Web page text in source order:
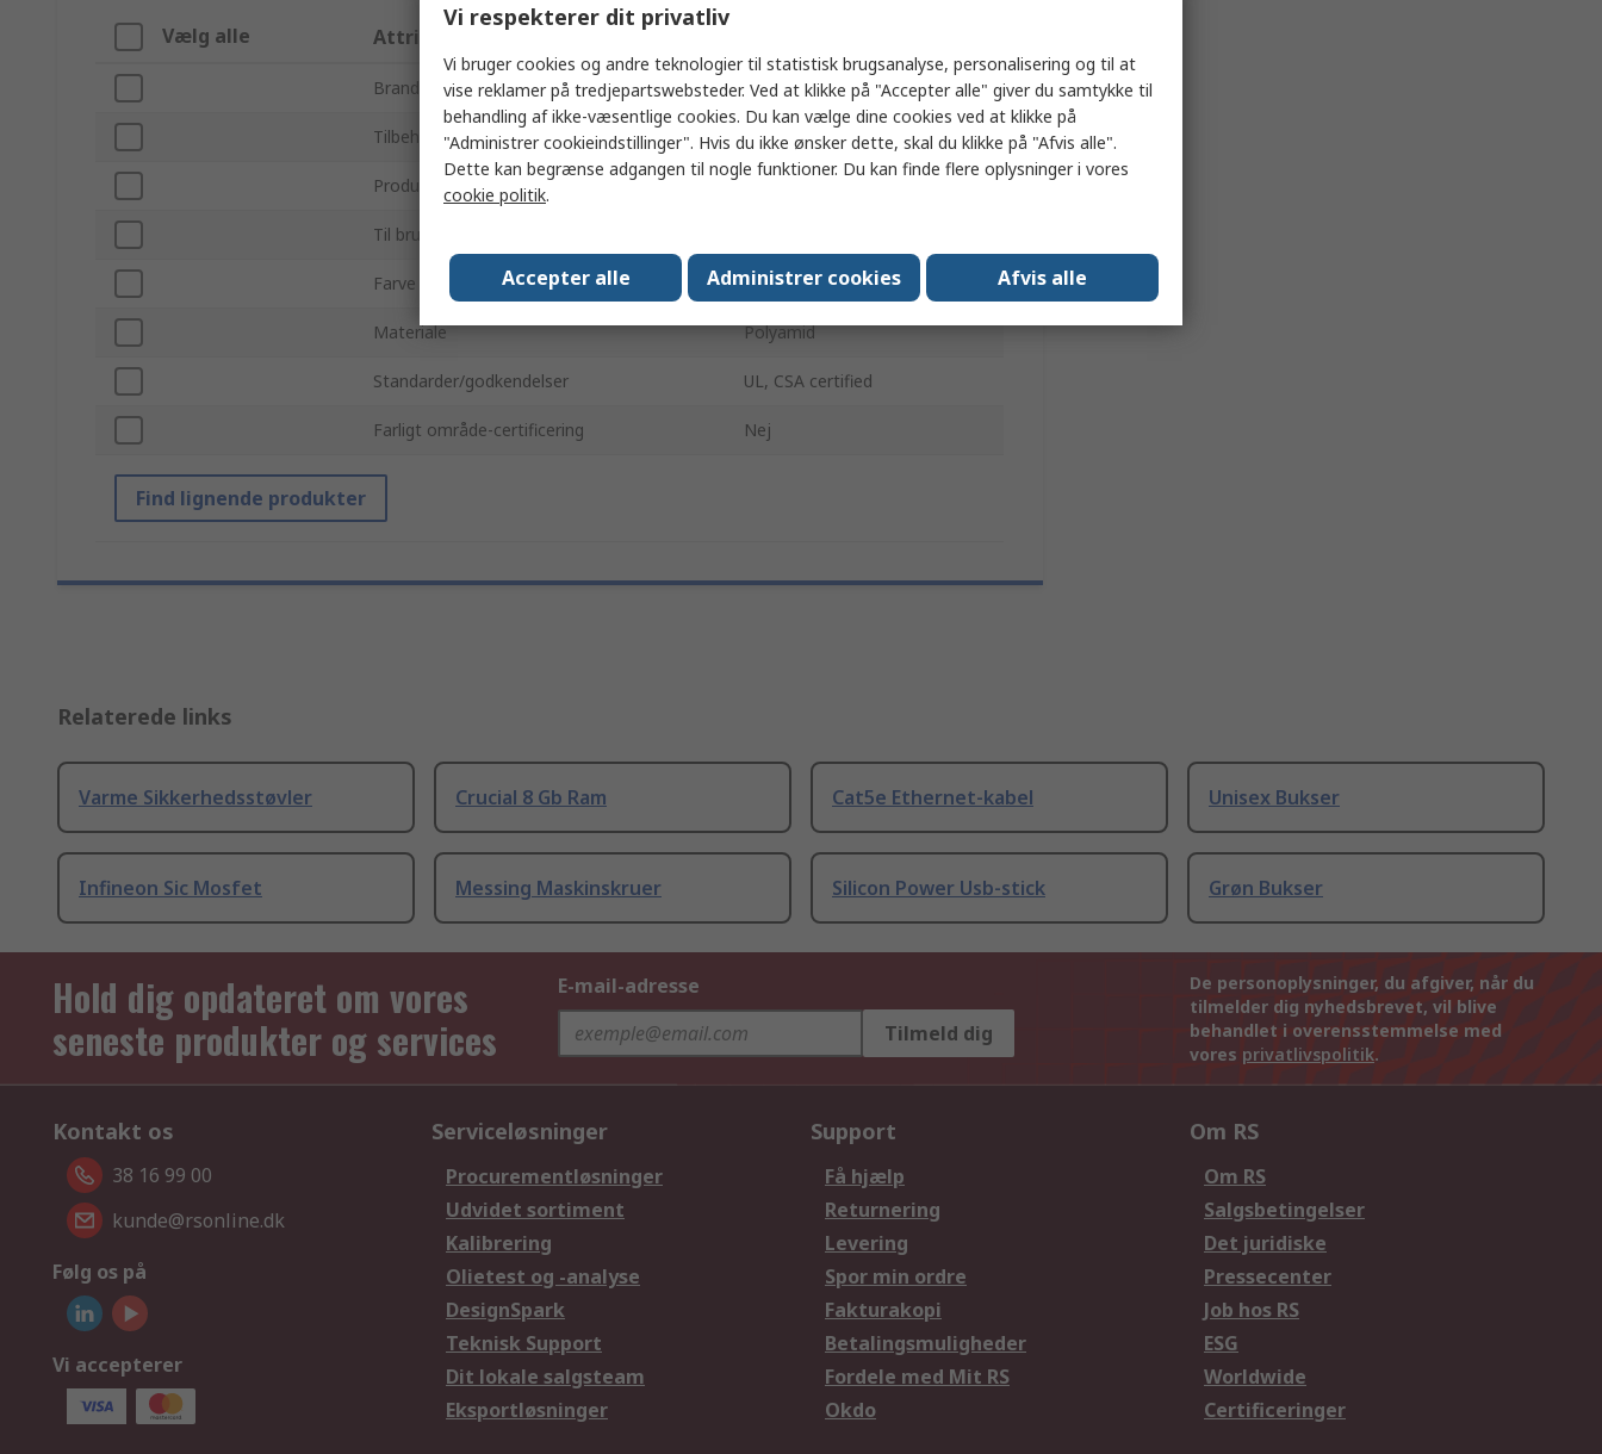
Vælg alle Attribut
Brand RS PRO
Tilbehørstype Mærkningskort
Produkttype
Til brug sammen med
Farve Hvid
Materiale Polyamid
Standarder/godkendelser UL, CSA certified
Farligt område-certificering Nej
Find lignende produkter
Relaterede links
Varme Sikkerhedsstøvler Crucial 8 Gb Ram Cat5e Ethernet-kabel Unisex Bukser
Infineon Sic Mosfet Messing Maskinskruer Silicon Power Usb-stick Grøn Bukser
Hold dig opdateret om vores
seneste produkter og services
E-mail-adresse
Tilmeld dig
De personoplysninger, du afgiver, når du
tilmelder dig nyhedsbrevet, vil blive
behandlet i overensstemmelse med
vores privatlivspolitik.
Kontakt os
38 16 99 00
kunde@rsonline.dk
Følg os på
Vi accepterer
Serviceløsninger
Procurementløsninger
Udvidet sortiment
Kalibrering
Olietest og -analyse
DesignSpark
Teknisk Support
Dit lokale salgsteam
Eksportløsninger
Support
Få hjælp
Returnering
Levering
Spor min ordre
Fakturakopi
Betalingsmuligheder
Fordele med Mit RS
Okdo
Om RS
Om RS
Salgsbetingelser
Det juridiske
Pressecenter
Job hos RS
ESG
Worldwide
Certificeringer
Vi respekterer dit privatliv
Vi bruger cookies og andre teknologier til statistisk brugsanalyse, personalisering og til at
vise reklamer på tredjepartswebsteder. Ved at klikke på "Accepter alle" giver du samtykke til
behandling af ikke-væsentlige cookies. Du kan vælge dine cookies ved at klikke på
"Administrer cookieindstillinger". Hvis du ikke ønsker dette, skal du klikke på "Afvis alle".
Dette kan begrænse adgangen til nogle funktioner. Du kan finde flere oplysninger i vores
cookie politik.
Accepter alle Administrer cookies Afvis alle